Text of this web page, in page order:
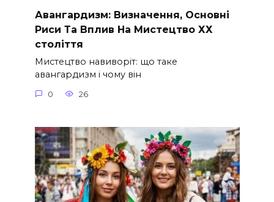
Авангардизм: Визначення, Основні
Риси Та Вплив На Мистецтво ХХ
століття
Мистецтво навиворіт: що таке
авангардизм і чому він
0 26